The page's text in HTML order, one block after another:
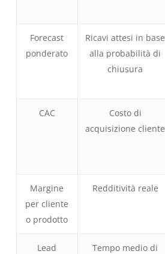
Forecast
ponderato
Ricavi attesi in base
alla probabilità di
chiusura
CAC
Costo di
acquisizione cliente
Margine
per cliente
o prodotto
Redditività reale
Lead
Tempo medio di